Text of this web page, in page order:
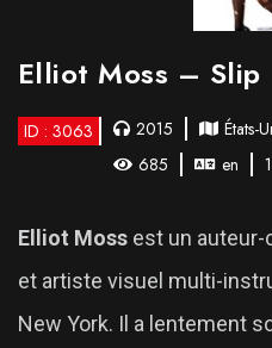
Elliot Moss – Slip
ID : 3063 2015 États-
685
en
Elliot Moss est un
et artiste visuel multi-
New York. Il a lentement